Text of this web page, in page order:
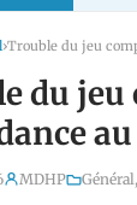
›Trouble du jeu
du jeu
MDHP Général,